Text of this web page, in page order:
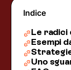
Indice
Le
Esempi
Uno